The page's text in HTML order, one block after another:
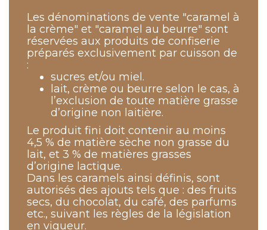
Les dénominations de vente "caramel à
la crème" et "caramel au beurre" sont
réservées aux produits de confiserie
préparés exclusivement par cuisson de
:
sucres et/ou miel.
lait, crème ou beurre selon le cas, à
l’exclusion de toute matière grasse
d’origine non laitière.
Le produit fini doit contenir au moins
4,5 % de matière sèche non grasse du
lait, et 3 % de matières grasses
d’origine lactique.
Dans les caramels ainsi définis, sont
autorisés des ajouts tels que : des fruits
secs, du chocolat, du café, des parfums
etc., suivant les règles de la législation
en vigueur.